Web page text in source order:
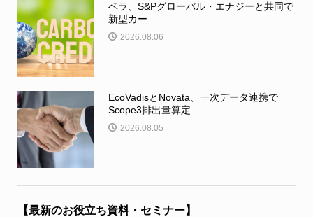
ベラ、S&Pグローバル・エナジーと共同で
新型カー...
2026.08.06
EcoVadisとNovata、一次データ連携で
Scope3排出量算定...
2026.08.05
【最新のお役立ち資料・セミナー】